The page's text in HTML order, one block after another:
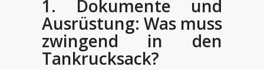
1. Dokumente und
Ausrüstung: Was muss
zwingend in den
Tankrucksack?